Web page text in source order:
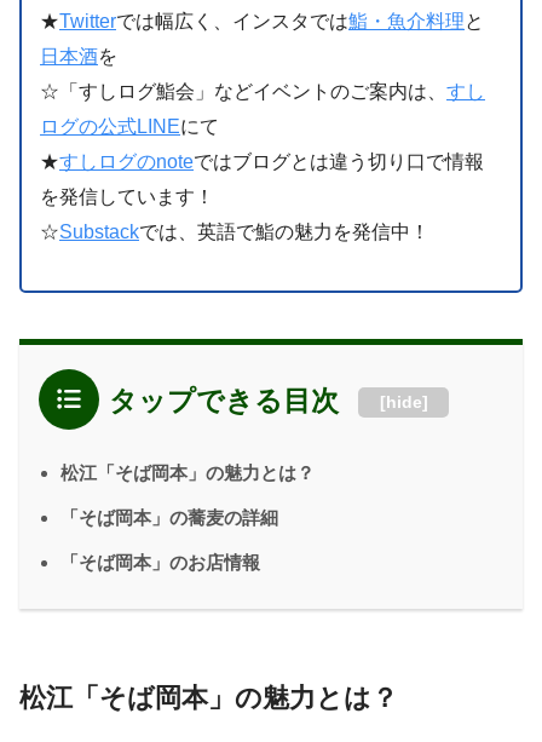
★Twitterでは幅広く、インスタでは鮨・魚介料理と
日本酒を
☆「すしログ鮨会」などイベントのご案内は、 すし
ログの公式LINEにて
★すしログのnoteではブログとは違う切り口で情報
を発信しています！
☆Substackでは、英語で鮨の魅力を発信中！
タップできる目次 [hide]
松江「そば岡本」の魅力とは？
「そば岡本」の蕎麦の詳細
「そば岡本」のお店情報
松江「そば岡本」の魅力とは？